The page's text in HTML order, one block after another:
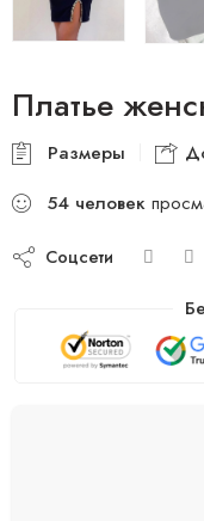
Платье
Размеры
54 человек
Соцсети